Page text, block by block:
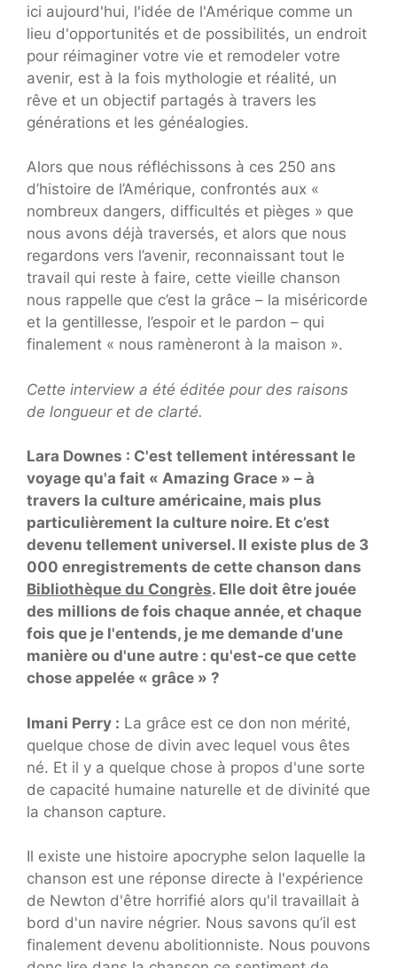
ici aujourd'hui, l'idée de l'Amérique comme un
lieu d'opportunités et de possibilités, un endroit
pour réimaginer votre vie et remodeler votre
avenir, est à la fois mythologie et réalité, un
rêve et un objectif partagés à travers les
générations et les généalogies.
Alors que nous réfléchissons à ces 250 ans
d’histoire de l’Amérique, confrontés aux «
nombreux dangers, difficultés et pièges » que
nous avons déjà traversés, et alors que nous
regardons vers l’avenir, reconnaissant tout le
travail qui reste à faire, cette vieille chanson
nous rappelle que c’est la grâce – la miséricorde
et la gentillesse, l’espoir et le pardon – qui
finalement « nous ramèneront à la maison ».
Cette interview a été éditée pour des raisons
de longueur et de clarté.
Lara Downes : C'est tellement intéressant le
voyage qu'a fait « Amazing Grace » – à
travers la culture américaine, mais plus
particulièrement la culture noire. Et c’est
devenu tellement universel. Il existe plus de 3
000 enregistrements de cette chanson dans
Bibliothèque du Congrès. Elle doit être jouée
des millions de fois chaque année, et chaque
fois que je l'entends, je me demande d'une
manière ou d'une autre : qu'est-ce que cette
chose appelée « grâce » ?
Imani Perry : La grâce est ce don non mérité,
quelque chose de divin avec lequel vous êtes
né. Et il y a quelque chose à propos d'une sorte
de capacité humaine naturelle et de divinité que
la chanson capture.
Il existe une histoire apocryphe selon laquelle la
chanson est une réponse directe à l'expérience
de Newton d'être horrifié alors qu'il travaillait à
bord d'un navire négrier. Nous savons qu’il est
finalement devenu abolitionniste. Nous pouvons